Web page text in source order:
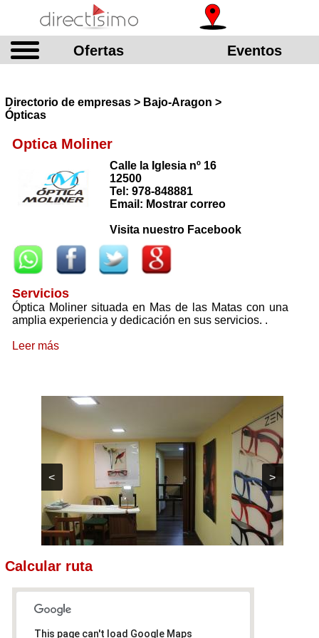
Ofertas Eventos
Directorio de empresas > Bajo-Aragon >
Ópticas
Optica Moliner
Calle la Iglesia nº 16
12500
Tel: 978-848881
Email: Mostrar correo
Visita nuestro Facebook
Servicios
Óptica Moliner situada en Mas de las Matas con una
amplia experiencia y dedicación en sus servicios. .
Leer más
< >
Calcular ruta
This page can't load Google Maps